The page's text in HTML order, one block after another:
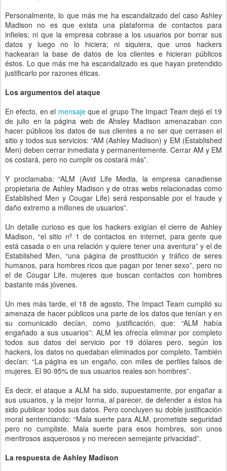
Personalmente, lo que más me ha escandalizado del caso Ashley
Madison no es que exista una plataforma de contactos para
infieles; ni que la empresa cobrase a los usuarios por borrar sus
datos y luego no lo hiciera; ni siquiera, que unos hackers
hackearan la base de datos de los clientes e hicieran públicos
éstos. Lo que más me ha escandalizado es que hayan pretendido
justificarlo por razones éticas.
Los argumentos del ataque
En efecto, en el mensajeque el grupo The Impact Team dejó el 19
de julio en la página web de Ahsley Madison amenazaban con
hacer públicos los datos de sus clientes a no ser que cerrasen el
sitio y todos sus servicios: “AM (Ashley Madison) y EM (Established
Men) deben cerrar inmediata y permanentemente. Cerrar AM y EM
os costará, pero no cumplir os costará más”.
Y proclamaba: “ALM (Avid Life Media, la empresa canadiense
propietaria de Ashley Madison y de otras webs relacionadas como
Established Men y Cougar Life) será responsable por el fraude y
daño extremo a millones de usuarios”.
Un detalle curioso es que los hackers exigían el cierre de Ashley
Madison, “el sitio nº 1 de contactos en internet, para gente que
está casada o en una relación y quiere tener una aventura” y el de
Established Men, “una página de prostitución y tráfico de seres
humanos, para hombres ricos que pagan por tener sexo”, pero no
el de Cougar Life, mujeres que buscan contactos con hombres
bastante más jóvenes.
Un mes más tarde, el 18 de agosto, The Impact Team cumplió su
amenaza de hacer públicos una parte de los datos que tenían y en
su comunicado decían, como justificación, que: “ALM había
engañado a sus usuarios”: ALM les ofrecía eliminar por completo
todos sus datos del servicio por 19 dólares pero, según los
hackers, los datos no quedaban eliminados por completo. También
decían: “La página es un engaño, con miles de perfiles falsos de
mujeres. El 90-95% de sus usuarios reales son hombres”.
Es decir, el ataque a ALM ha sido, supuestamente, por engañar a
sus usuarios, y la mejor forma, al parecer, de defender a éstos ha
sido publicar todos sus datos. Pero concluyen su doble justificación
moral sentenciando: “Mala suerte para ALM, prometiste seguridad
pero no cumpliste. Mala suerte para esos hombres, son unos
mentirosos asquerosos y no merecen semejante privacidad”.
La respuesta de Ashley Madison